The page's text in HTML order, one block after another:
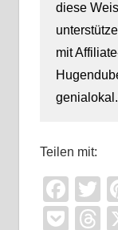
diese
mit
Teilen mit: